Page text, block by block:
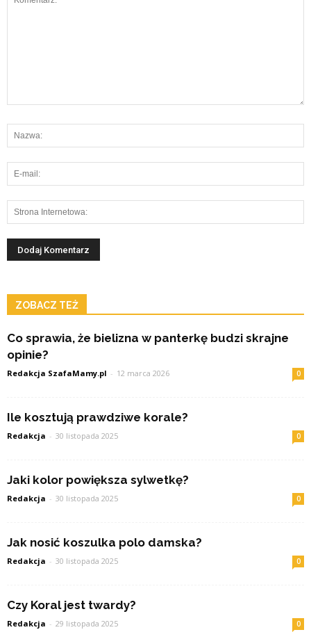
ZOBACZ TEŻ
Co sprawia, że bielizna w panterkę budzi skrajne
opinie?
Redakcja SzafaMamy.pl - 12 marca 2026 0
Ile kosztują prawdziwe korale?
Redakcja - 30 listopada 2025 0
Jaki kolor powiększa sylwetkę?
Redakcja - 30 listopada 2025 0
Jak nosić koszulka polo damska?
Redakcja - 30 listopada 2025 0
Czy Koral jest twardy?
Redakcja - 29 listopada 2025 0